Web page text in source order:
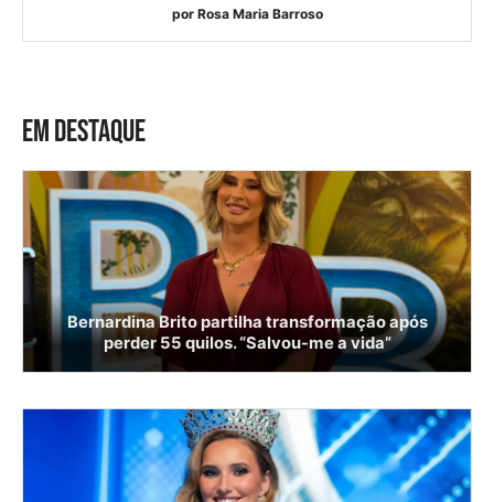
por Rosa Maria Barroso
EM DESTAQUE
Bernardina Brito partilha transformação após
perder 55 quilos. “Salvou-me a vida”